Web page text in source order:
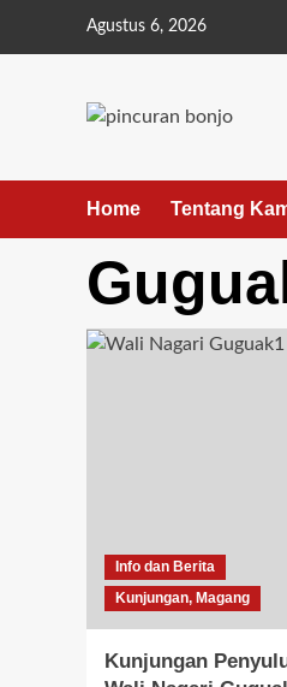
Agustus 6, 2026
Home Tentang
Info dan Berita
Kunjungan, Magang
Kunjungan